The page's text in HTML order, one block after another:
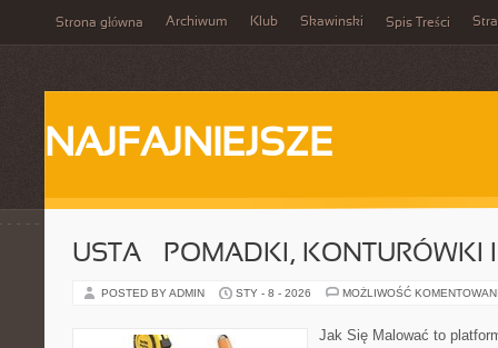
Strona główna Archiwum Klub Skawinski Spis Treści
NAJFAJNIEJSZE
USTA – POMADKI, KONTURÓWKI
POSTED BY ADMIN STY - 8 - 2026 MOŻLIWOŚĆ
Jak Się Malować to